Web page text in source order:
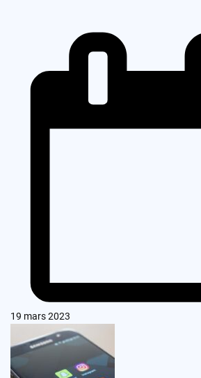
19 mars 2023